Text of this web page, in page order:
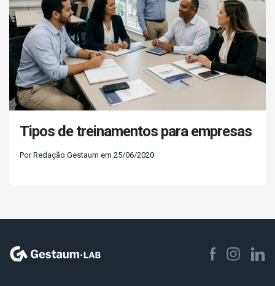
Tipos de treinamentos para empresas
Por Redação Gestaum em 25/06/2020